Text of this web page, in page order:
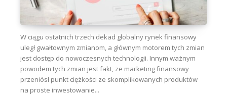
W ciągu ostatnich trzech dekad globalny rynek finansowy
uległ gwałtownym zmianom, a głównym motorem tych zmian
jest dostęp do nowoczesnych technologii. Innym ważnym
powodem tych zmian jest fakt, że marketing finansowy
przeniósł punkt ciężkości ze skomplikowanych produktów
na proste inwestowanie...